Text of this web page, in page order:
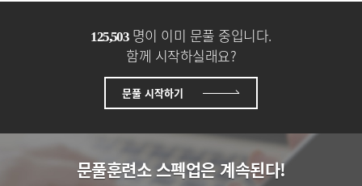
131,857명이 이미 문풀 중입니다.
함께 시작하실래요?
문풀 시작하기
문풀훈련소 스펙업은 계속된다!